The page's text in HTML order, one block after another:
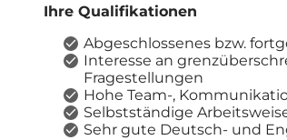
Ihre Qualifikationen
Abgeschlossenes bzw.
Interesse an
Fragestellungen
Hohe Team-,
Selbstständige
Sehr gute Deutsch- und